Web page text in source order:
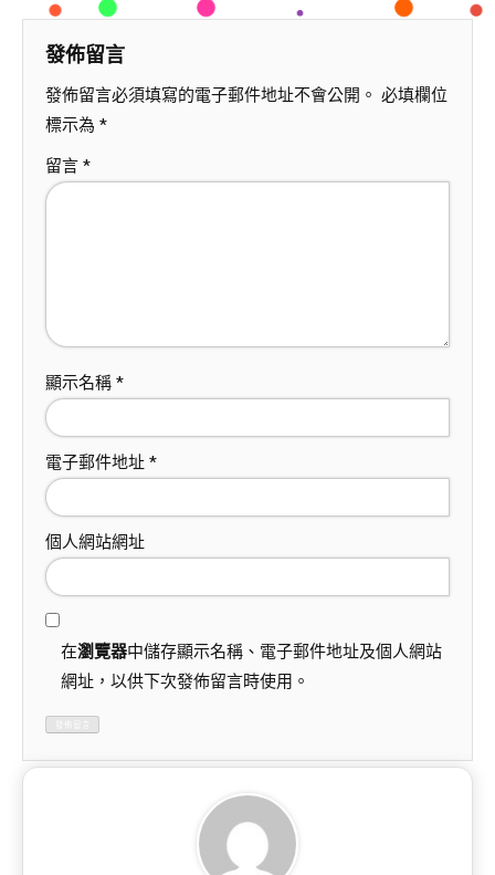
發佈留言
發佈留言必須填寫的電子郵件地址不會公開。 必填欄位
標示為 *
留言 *
顯示名稱 *
電子郵件地址 *
個人網站網址
在瀏覽器中儲存顯示名稱、電子郵件地址及個人網站
網址，以供下次發佈留言時使用。